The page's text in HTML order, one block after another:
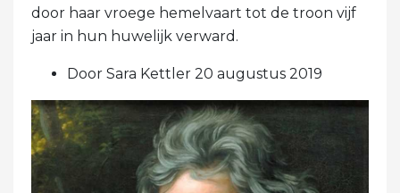
door haar vroege hemelvaart tot de troon vijf
jaar in hun huwelijk verward.
Door Sara Kettler 20 augustus 2019